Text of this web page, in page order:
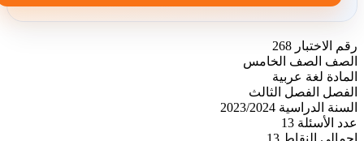
رقم الاختبار 268
الصف
الصف الخامس
المادة لغة عربية
الفصل
الفصل الثالث
السنة الدراسية 2023/2024
عدد الأسئلة 13
إجمالي النقاط 13